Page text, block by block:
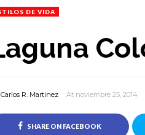
DE VIDA
Carlos R. Martinez At noviembre 25, 2014
SHARE ON FACEBOOK